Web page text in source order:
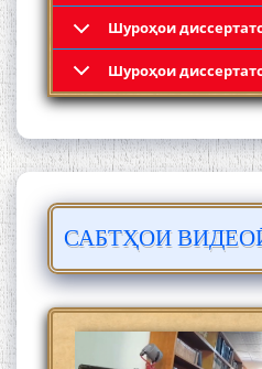
Шyроҳои
Шyроҳои
САБТҲОИ
Кадамчо Худои
Сайре дар
Муҳаммадҷон